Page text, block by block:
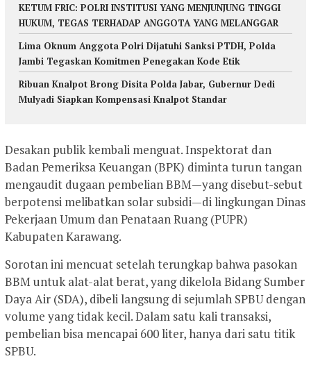
KETUM FRIC: POLRI INSTITUSI YANG MENJUNJUNG TINGGI
HUKUM, TEGAS TERHADAP ANGGOTA YANG MELANGGAR
Lima Oknum Anggota Polri Dijatuhi Sanksi PTDH, Polda
Jambi Tegaskan Komitmen Penegakan Kode Etik
Ribuan Knalpot Brong Disita Polda Jabar, Gubernur Dedi
Mulyadi Siapkan Kompensasi Knalpot Standar
Desakan publik kembali menguat. Inspektorat dan
Badan Pemeriksa Keuangan (BPK) diminta turun tangan
mengaudit dugaan pembelian BBM—yang disebut-sebut
berpotensi melibatkan solar subsidi—di lingkungan Dinas
Pekerjaan Umum dan Penataan Ruang (PUPR)
Kabupaten Karawang.
Sorotan ini mencuat setelah terungkap bahwa pasokan
BBM untuk alat-alat berat, yang dikelola Bidang Sumber
Daya Air (SDA), dibeli langsung di sejumlah SPBU dengan
volume yang tidak kecil. Dalam satu kali transaksi,
pembelian bisa mencapai 600 liter, hanya dari satu titik
SPBU.